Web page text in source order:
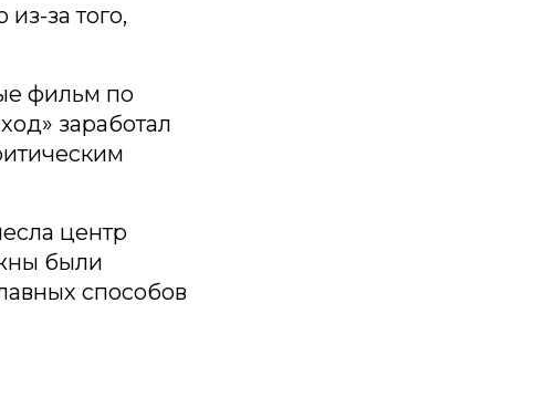
за того,
фильм по
заработал
центр
были
способов